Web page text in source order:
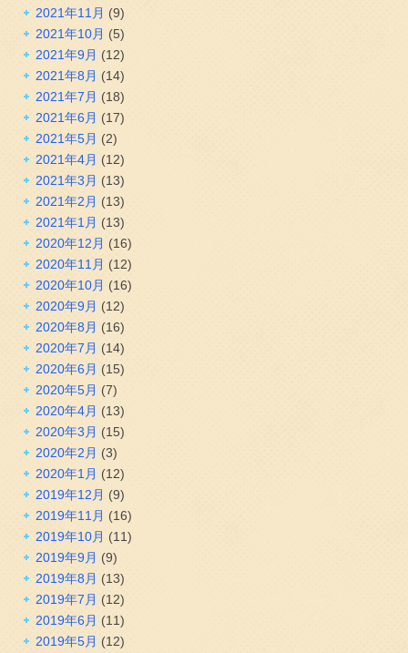
2021年11月 (9)
2021年10月 (5)
2021年9月 (12)
2021年8月 (14)
2021年7月 (18)
2021年6月 (17)
2021年5月 (2)
2021年4月 (12)
2021年3月 (13)
2021年2月 (13)
2021年1月 (13)
2020年12月 (16)
2020年11月 (12)
2020年10月 (16)
2020年9月 (12)
2020年8月 (16)
2020年7月 (14)
2020年6月 (15)
2020年5月 (7)
2020年4月 (13)
2020年3月 (15)
2020年2月 (3)
2020年1月 (12)
2019年12月 (9)
2019年11月 (16)
2019年10月 (11)
2019年9月 (9)
2019年8月 (13)
2019年7月 (12)
2019年6月 (11)
2019年5月 (12)